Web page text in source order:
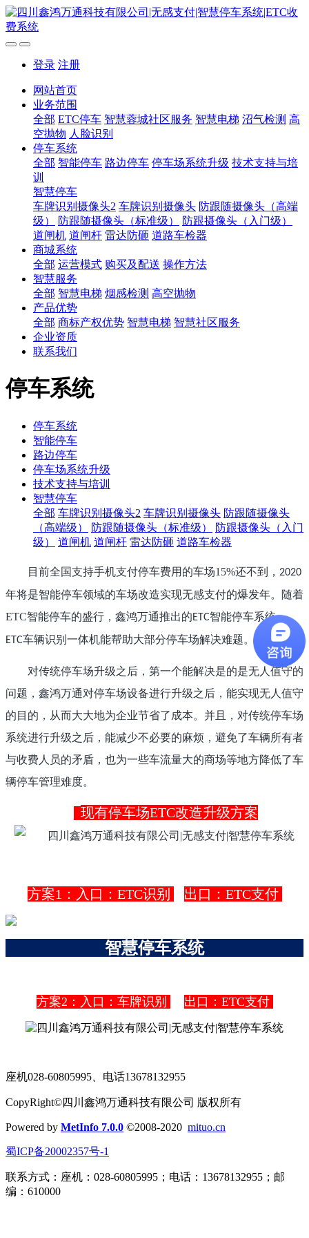
登录 注册
网站首页
业务范围
全部 ETC停车 智慧蓉城社区服务 智慧电梯 沼气检测 高
空抛物 人脸识别
停车系统
全部 智能停车 路边停车 停车场系统升级 技术支持与培
训
智慧停车
车牌识别摄像头2 车牌识别摄像头 防跟随摄像头（高端
级）
防跟随摄像头（标准级）
防跟摄像头（入门级）
道闸机 道闸杆 雷达防砸 道路车检器
商城系统
全部 运营模式 购买及配送 操作方法
智慧服务
全部 智慧电梯 烟感检测 高空抛物
产品优势
全部 商标产权优势 智慧电梯 智慧社区服务
企业资质
联系我们
停车系统
停车系统
智能停车
路边停车
停车场系统升级
技术支持与培训
智慧停车
全部 车牌识别摄像头2 车牌识别摄像头 防跟随摄像头
（高端级）
防跟随摄像头（标准级）
防跟摄像头（入门
级）
道闸机 道闸杆 雷达防砸 道路车检器
目前全国支持手机支付停车费用的车场15%还不到， 2020
年将是智能停车领域的车场改造实现无感支付的爆发年。随着
ETC智能停车的盛行，鑫鸿万通推出的ETC智能停车系统、
ETC车辆识别一体机能帮助大部分停车场解决难题。
对传统停车场升级之后，第一个能解决是的是无人值守的
问题，鑫鸿万通对停车场设备进行升级之后，能实现无人值守
的目的，从而大大地为企业节省了成本。并且，对传统停车场
系统进行升级之后，能减少不必要的麻烦，避免了车辆所有者
与收费人员的矛盾，也为一些车流量大的商场等地方降低了车
辆停车管理难度。
现有停车场ETC改造升级方案
方案1：入口：ETC识别 出口：ETC支付
方案2：入口：车牌识别 出口：ETC支付
座机028-60805995、电话13678132955
CopyRight©四川鑫鸿万通科技有限公司 版权所有
Powered by MetInfo 7.0.0 ©2008-2020 mituo.cn
蜀ICP备20002357号-1​
联系方式：座机：028-60805995；电话：13678132955；邮
编：610000